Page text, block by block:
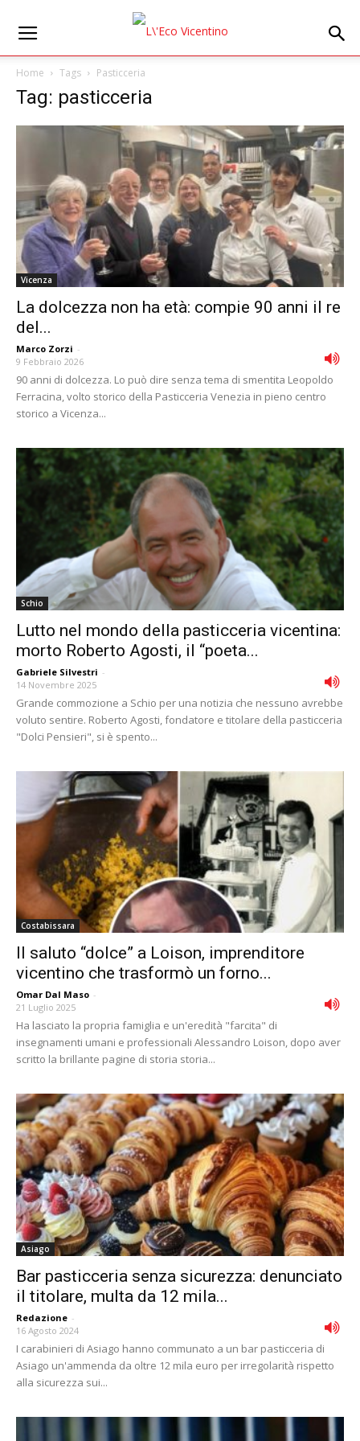
Home Tags Pasticceria
Tag: pasticceria
Vicenza
La dolcezza non ha età: compie 90 anni il re
del...
Marco Zorzi -
9 Febbraio 2026
90 anni di dolcezza. Lo può dire senza tema di smentita Leopoldo
Ferracina, volto storico della Pasticceria Venezia in pieno centro
storico a Vicenza...
Schio
Lutto nel mondo della pasticceria vicentina:
morto Roberto Agosti, il “poeta...
Gabriele Silvestri -
14 Novembre 2025
Grande commozione a Schio per una notizia che nessuno avrebbe
voluto sentire. Roberto Agosti, fondatore e titolare della pasticceria
"Dolci Pensieri", si è spento...
Costabissara
Il saluto “dolce” a Loison, imprenditore
vicentino che trasformò un forno...
Omar Dal Maso -
21 Luglio 2025
Ha lasciato la propria famiglia e un'eredità "farcita" di
insegnamenti umani e professionali Alessandro Loison, dopo aver
scritto la brillante pagine di storia storia...
Asiago
Bar pasticceria senza sicurezza: denunciato
il titolare, multa da 12 mila...
Redazione -
16 Agosto 2024
I carabinieri di Asiago hanno communato a un bar pasticceria di
Asiago un'ammenda da oltre 12 mila euro per irregolarità rispetto
alla sicurezza sui...